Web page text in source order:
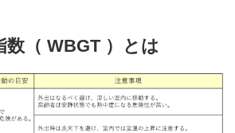
数（ WBGT ）とは